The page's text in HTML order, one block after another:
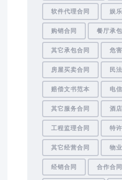
软件代理合同 娱
购销合同 餐厅承
其它承包合同 危
房屋买卖合同 民法
赔偿文书范本 电
其它服务合同 酒
工程监理合同 特
其它经营合同 物
经销合同 合作合同